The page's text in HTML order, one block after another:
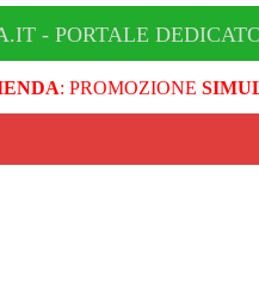
- PORTALE
: PROMOZIONE